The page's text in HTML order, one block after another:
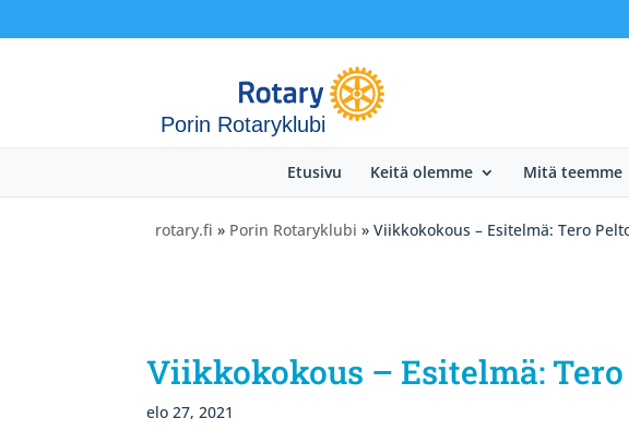
Porin Rotaryklubi
Etusivu Keitä olemme Mitä teemme
rotary.fi » Porin Rotaryklubi » Viikkokokous – Esitelmä: Tero
Viikkokokous – Esitelmä:
elo 27, 2021